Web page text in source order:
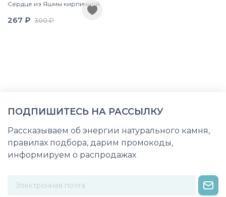
Сердце из Яшмы кирпичной
267 ₽ 300 ₽
ПОДПИШИТЕСЬ НА РАССЫЛКУ
Рассказываем об энергии натурального камня,
правилах подбора, дарим промокоды,
информируем о распродажах